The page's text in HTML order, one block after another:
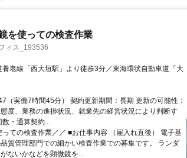
を使っての検査作業
ィス_193536
老線「西大垣駅」より徒歩3分／東海環状自動車道「大
（実働7時間45分） 契約更新期間：長期 更新の可能性：
度、業務の進捗状況、就業先の経営状況により判断す
数・通算契約...
ての検査作業／／ ■お仕事内容 （雇入れ直後） 電子基
質管理部門での細かい検査作業での募集です。 ランダ
ないかなどを顕微鏡を...